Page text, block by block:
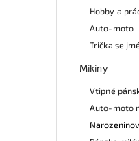
Hobby a
Auto-moto
Trička se
Mikiny
Vtipné
Auto-moto